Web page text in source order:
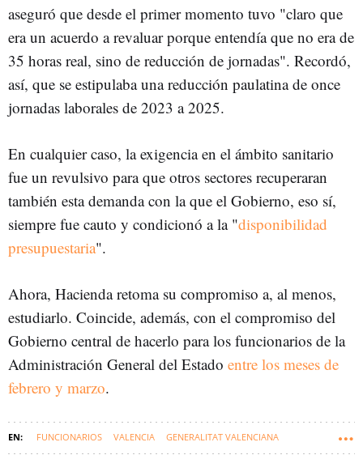
aseguró que desde el primer momento tuvo "claro que
era un acuerdo a revaluar porque entendía que no era de
35 horas real, sino de reducción de jornadas". Recordó,
así, que se estipulaba una reducción paulatina de once
jornadas laborales de 2023 a 2025.
En cualquier caso, la exigencia en el ámbito sanitario
fue un revulsivo para que otros sectores recuperaran
también esta demanda con la que el Gobierno, eso sí,
siempre fue cauto y condicionó a la "disponibilidad
presupuestaria".
Ahora, Hacienda retoma su compromiso a, al menos,
estudiarlo. Coincide, además, con el compromiso del
Gobierno central de hacerlo para los funcionarios de la
Administración General del Estado entre los meses de
febrero y marzo.
FUNCIONARIOS VALENCIA GENERALITAT VALENCIANA